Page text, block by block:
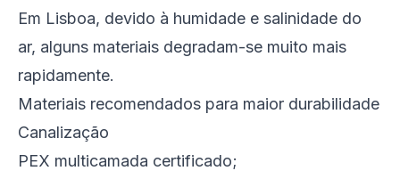
Em Lisboa, devido à humidade e salinidade do
ar, alguns materiais degradam-se muito mais
rapidamente.
Materiais recomendados para maior durabilidade
Canalização
PEX multicamada certificado;